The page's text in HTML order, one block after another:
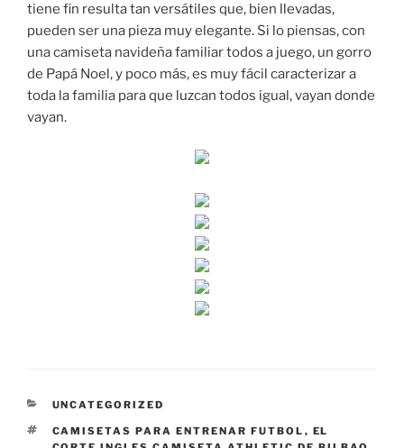
tiene fin resulta tan versátiles que, bien llevadas,
pueden ser una pieza muy elegante. Si lo piensas, con
una camiseta navideña familiar todos a juego, un gorro
de Papá Noel, y poco más, es muy fácil caracterizar a
toda la familia para que luzcan todos igual, vayan donde
vayan.
CATEGORÍAS
UNCATEGORIZED
ETIQUETAS
CAMISETAS PARA ENTRENAR FUTBOL , EL